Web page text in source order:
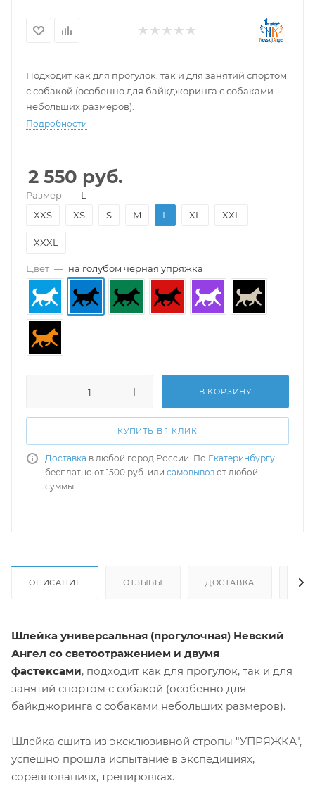
Подходит как для прогулок, так и для занятий спортом
с собакой (особенно для байкджоринга с собаками
небольших размеров).
Подробности
2 550 руб.
Размер — L
XXS
XS S M L XL XXL
XXXL
Цвет — на голубом черная упряжка
В КОРЗИНУ
КУПИТЬ В 1 КЛИК
Доставка в любой город России. По Екатеринбургу
бесплатно от 1500 руб. или самовывоз от любой
суммы.
ОПИСАНИЕ ОТЗЫВЫ ДОСТАВКА
Шлейка универсальная (прогулочная) Невский
Ангел со светоотражением и двумя
фастексами, подходит как для прогулок, так и для
занятий спортом с собакой (особенно для
байкджоринга с собаками небольших размеров).
Шлейка сшита из эксклюзивной стропы "УПРЯЖКА",
успешно прошла испытание в экспедициях,
соревнованиях, тренировках.